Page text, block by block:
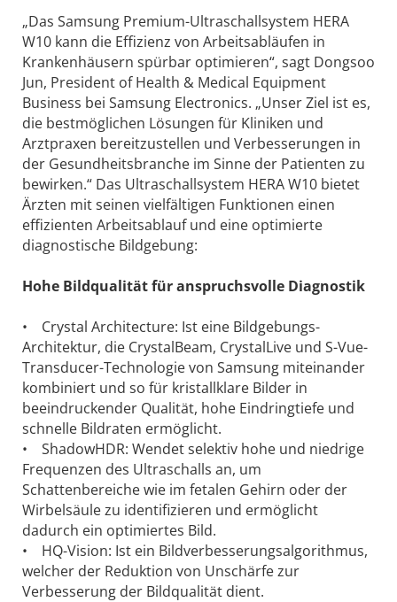
„Das Samsung Premium-Ultraschallsystem HERA
W10 kann die Effizienz von Arbeitsabläufen in
Krankenhäusern spürbar optimieren“, sagt Dongsoo
Jun, President of Health & Medical Equipment
Business bei Samsung Electronics. „Unser Ziel ist es,
die bestmöglichen Lösungen für Kliniken und
Arztpraxen bereitzustellen und Verbesserungen in
der Gesundheitsbranche im Sinne der Patienten zu
bewirken.“ Das Ultraschallsystem HERA W10 bietet
Ärzten mit seinen vielfältigen Funktionen einen
effizienten Arbeitsablauf und eine optimierte
diagnostische Bildgebung:
Hohe Bildqualität für anspruchsvolle Diagnostik
• Crystal Architecture: Ist eine Bildgebungs-
Architektur, die CrystalBeam, CrystalLive und S-Vue-
Transducer-Technologie von Samsung miteinander
kombiniert und so für kristallklare Bilder in
beeindruckender Qualität, hohe Eindringtiefe und
schnelle Bildraten ermöglicht.
• ShadowHDR: Wendet selektiv hohe und niedrige
Frequenzen des Ultraschalls an, um
Schattenbereiche wie im fetalen Gehirn oder der
Wirbelsäule zu identifizieren und ermöglicht
dadurch ein optimiertes Bild.
• HQ-Vision: Ist ein Bildverbesserungsalgorithmus,
welcher der Reduktion von Unschärfe zur
Verbesserung der Bildqualität dient.